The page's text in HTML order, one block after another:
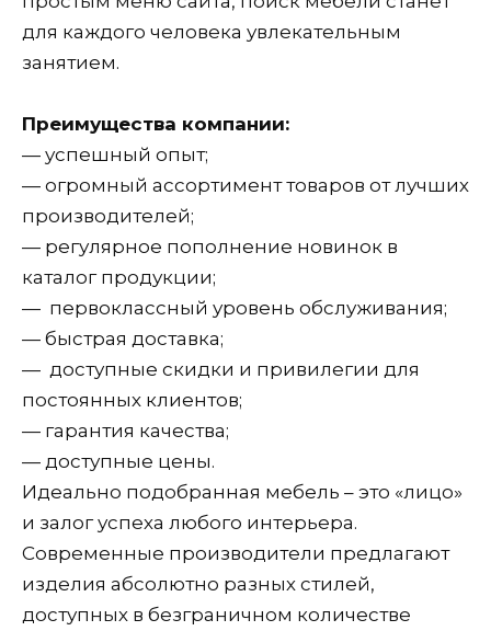
для каждого человека увлекательным
занятием.
Преимущества компании:
— успешный опыт;
— огромный ассортимент товаров от лучших
производителей;
— регулярное пополнение новинок в
каталог продукции;
— первоклассный уровень обслуживания;
— быстрая доставка;
— доступные скидки и привилегии для
постоянных клиентов;
— гарантия качества;
— доступные цены.
Идеально подобранная мебель – это «лицо»
и залог успеха любого интерьера.
Современные производители предлагают
изделия абсолютно разных стилей,
доступных в безграничном количестве